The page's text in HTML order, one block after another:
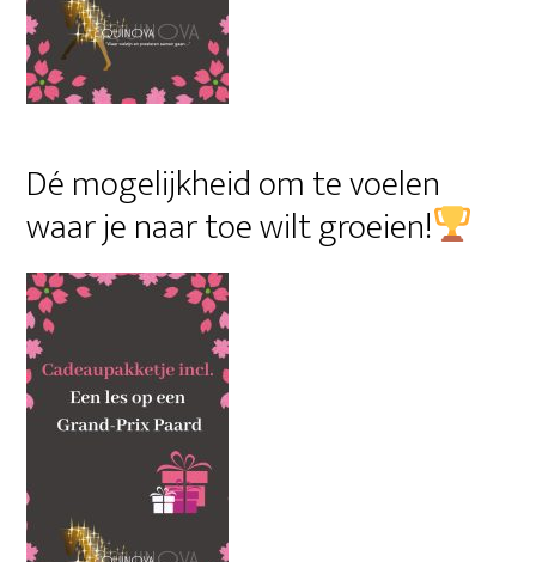
Dé mogelijkheid om te voelen
waar je naar toe wilt groeien!